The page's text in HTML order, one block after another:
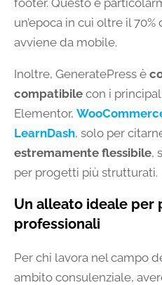
un’epoca in cui oltre il
avviene da mobile.
Inoltre, GeneratePress è
compatibile con i
Elementor,
LearnDash, solo per
estremamente flessibile,
per progetti più strutturati.
Un alleato ideale per
professionali
Per chi lavora nel campo
ambito consulenziale,